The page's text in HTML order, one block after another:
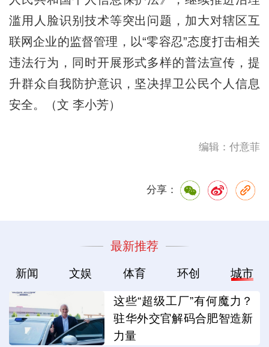
滥用人脸识别技术等突出问题，加大对辖区互
联网企业的监督管理，以“零容忍”态度打击相关
违法行为，同时开展形式多样的普法宣传，提
升群众自我防护意识，坚决捍卫公民个人信息
安全。（文 李小芳）
编辑：付意菲
分享：
最新推荐
新闻 文娱 体育 环创 城市
这些“超级工厂”有何魔力？
驻华外交官解码合肥智造新
力量